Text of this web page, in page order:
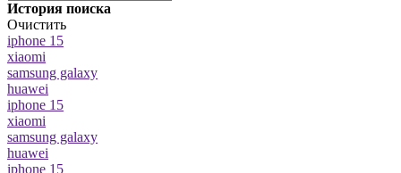
История поиска
Очистить
iphone 15
xiaomi
samsung galaxy
huawei
iphone 15
xiaomi
samsung galaxy
huawei
iphone 15